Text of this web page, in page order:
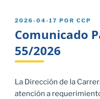
PUBLICADO
2026-04-17 POR CCP
Comunicado
55/2026
La Dirección de la
atención a